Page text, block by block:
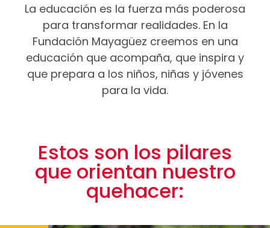
La educación es la fuerza más poderosa
para transformar realidades. En la
Fundación Mayagüez creemos en una
educación que acompaña, que inspira y
que prepara a los niños, niñas y jóvenes
para la vida.
Estos son los pilares
que orientan nuestro
quehacer: